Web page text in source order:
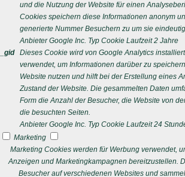
und die Nutzung der Website für einen
Cookies speichern diese Informationen anonym
generierte Nummer Besuchern zu um sie
Anbieter Google Inc. Typ Cookie Laufzeit 2 Jahre
_gid
Dieses Cookie wird von Google Analytics
verwendet, um Informationen darüber zu
Website nutzen und hilft bei der Erstellung eines
Zustand der Website. Die gesammelten Daten
Form die Anzahl der Besucher, die Website von
die besuchten Seiten.
Anbieter Google Inc. Typ Cookie Laufzeit 24
Marketing
Marketing Cookies werden für Werbung verwendet,
Anzeigen und Marketingkampagnen bereitzustellen.
Besucher auf verschiedenen Websites und